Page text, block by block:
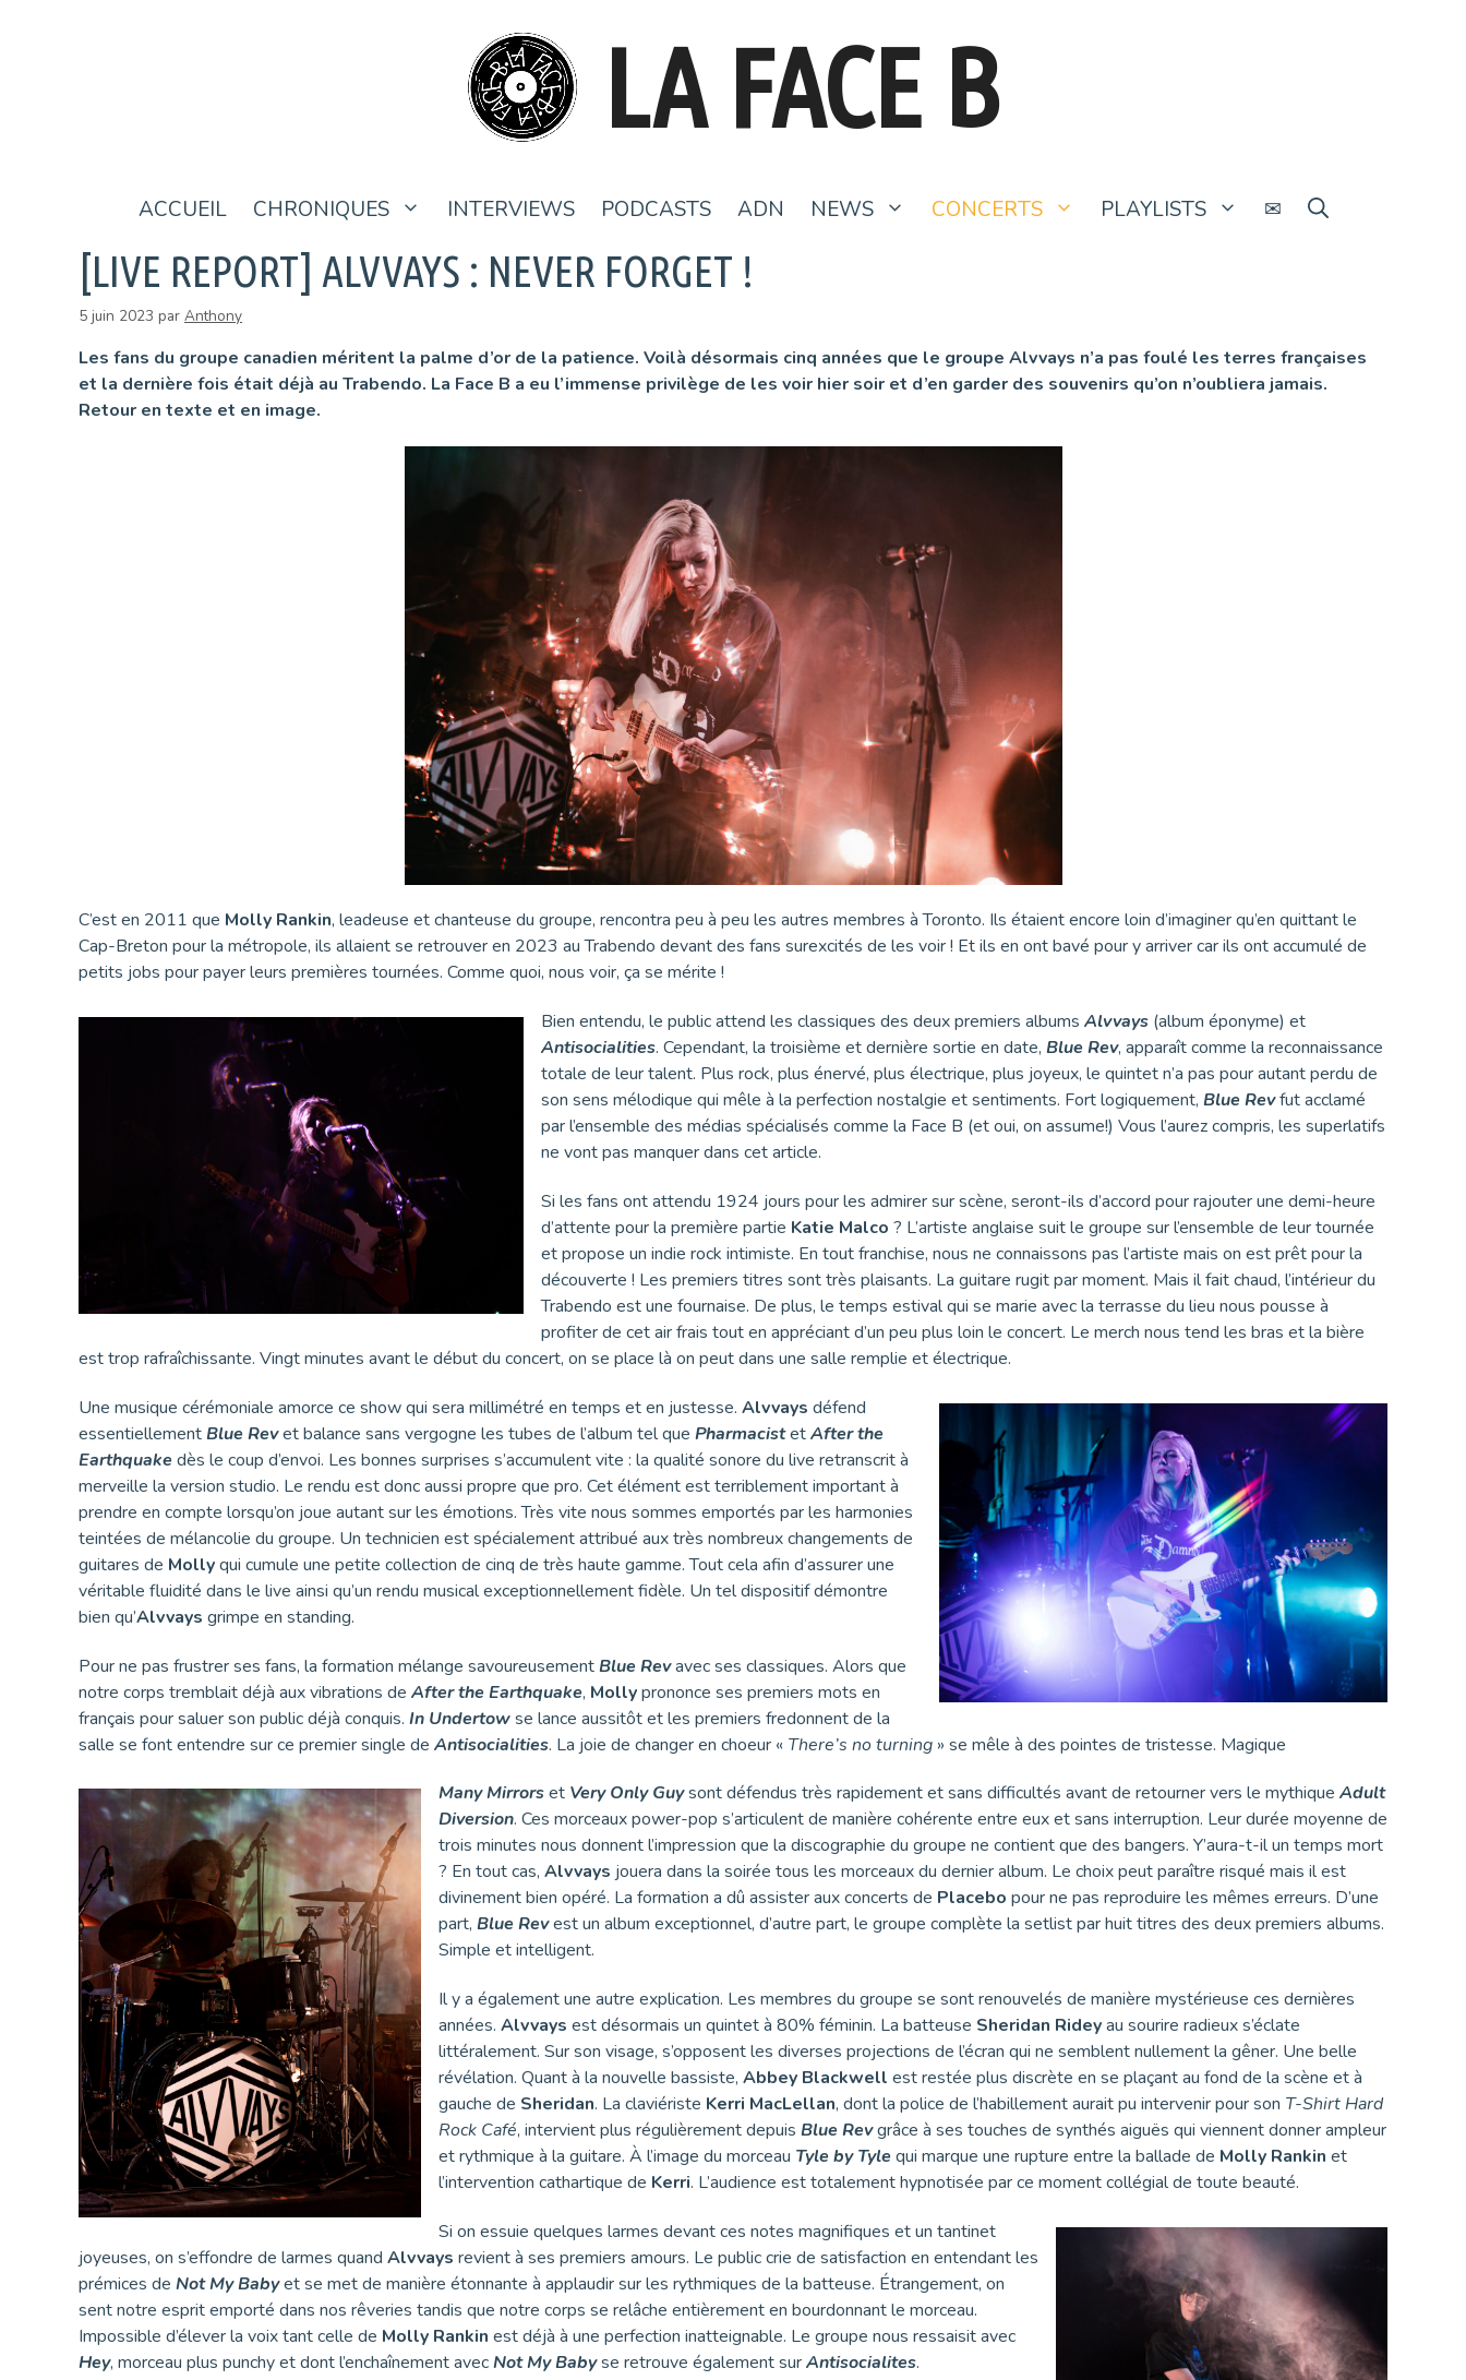
LA FACE B
ACCUEIL CHRONIQUES INTERVIEWS PODCASTS ADN NEWS CONCERTS PLAYLISTS ✉
[LIVE REPORT] ALVVAYS : NEVER FORGET !
5 juin 2023 par Anthony
Les fans du groupe canadien méritent la palme d’or de la patience. Voilà désormais cinq années que le groupe Alvvays n’a pas foulé les terres françaises
et la dernière fois était déjà au Trabendo. La Face B a eu l’immense privilège de les voir hier soir et d’en garder des souvenirs qu’on n’oubliera jamais.
Retour en texte et en image.
C’est en 2011 que Molly Rankin, leadeuse et chanteuse du groupe, rencontra peu à peu les autres membres à Toronto. Ils étaient encore loin d’imaginer qu’en quittant le
Cap-Breton pour la métropole, ils allaient se retrouver en 2023 au Trabendo devant des fans surexcités de les voir ! Et ils en ont bavé pour y arriver car ils ont accumulé de
petits jobs pour payer leurs premières tournées. Comme quoi, nous voir, ça se mérite !
Bien entendu, le public attend les classiques des deux premiers albums Alvvays (album éponyme) et
Antisocialities. Cependant, la troisième et dernière sortie en date, Blue Rev, apparaît comme la reconnaissance
totale de leur talent. Plus rock, plus énervé, plus électrique, plus joyeux, le quintet n’a pas pour autant perdu de
son sens mélodique qui mêle à la perfection nostalgie et sentiments. Fort logiquement, Blue Revfut acclamé
par l’ensemble des médias spécialisés comme la Face B (et oui, on assume!) Vous l’aurez compris, les superlatifs
ne vont pas manquer dans cet article.
Si les fans ont attendu 1924 jours pour les admirer sur scène, seront-ils d’accord pour rajouter une demi-heure
d’attente pour la première partie Katie Malco ? L’artiste anglaise suit le groupe sur l’ensemble de leur tournée
et propose un indie rock intimiste. En tout franchise, nous ne connaissons pas l’artiste mais on est prêt pour la
découverte ! Les premiers titres sont très plaisants. La guitare rugit par moment. Mais il fait chaud, l’intérieur du
Trabendo est une fournaise. De plus, le temps estival qui se marie avec la terrasse du lieu nous pousse à
profiter de cet air frais tout en appréciant d’un peu plus loin le concert. Le merch nous tend les bras et la bière
est trop rafraîchissante. Vingt minutes avant le début du concert, on se place là on peut dans une salle remplie et électrique.
Une musique cérémoniale amorce ce show qui sera millimétré en temps et en justesse. Alvvays défend
essentiellementBlue Revet balance sans vergogne les tubes de l’album tel que PharmacistetAfter the
Earthquakedès le coup d’envoi. Les bonnes surprises s’accumulent vite : la qualité sonore du live retranscrit à
merveille la version studio. Le rendu est donc aussi propre que pro. Cet élément est terriblement important à
prendre en compte lorsqu’on joue autant sur les émotions. Très vite nous sommes emportés par les harmonies
teintées de mélancolie du groupe. Un technicien est spécialement attribué aux très nombreux changements de
guitares de Mollyqui cumule une petite collection de cinq de très haute gamme. Tout cela afin d’assurer une
véritable fluidité dans le live ainsi qu’un rendu musical exceptionnellement fidèle. Un tel dispositif démontre
bien qu’Alvvays grimpe en standing.
Pour ne pas frustrer ses fans, la formation mélange savoureusementBlue Revavec ses classiques. Alors que
notre corps tremblait déjà aux vibrations de After the Earthquake, Mollyprononce ses premiers mots en
français pour saluer son public déjà conquis. In Undertowse lance aussitôt et les premiers fredonnent de la
salle se font entendre sur ce premier single de Antisocialities. La joie de changer en choeur « There’s no turning » se mêle à des pointes de tristesse. Magique
Many Mirrorset Very Only Guysont défendus très rapidement et sans difficultés avant de retourner vers le mythique Adult
Diversion. Ces morceaux power-pop s’articulent de manière cohérente entre eux et sans interruption. Leur durée moyenne de
trois minutes nous donnent l’impression que la discographie du groupe ne contient que des bangers. Y’aura-t-il un temps mort
? En tout cas, Alvvays jouera dans la soirée tous les morceaux du dernier album. Le choix peut paraître risqué mais il est
divinement bien opéré. La formation a dû assister aux concerts de Placebo pour ne pas reproduire les mêmes erreurs. D’une
part, Blue Revest un album exceptionnel, d’autre part, le groupe complète la setlist par huit titres des deux premiers albums.
Simple et intelligent.
Il y a également une autre explication. Les membres du groupe se sont renouvelés de manière mystérieuse ces dernières
années. Alvvays est désormais un quintet à 80% féminin. La batteuse Sheridan Rideyau sourire radieux s’éclate
littéralement. Sur son visage, s’opposent les diverses projections de l’écran qui ne semblent nullement la gêner. Une belle
révélation. Quant à la nouvelle bassiste, Abbey Blackwell est restée plus discrète en se plaçant au fond de la scène et à
gauche de Sheridan. La claviériste Kerri MacLellan, dont la police de l’habillement aurait pu intervenir pour son T-Shirt Hard
Rock Café, intervient plus régulièrement depuis Blue Revgrâce à ses touches de synthés aiguës qui viennent donner ampleur
et rythmique à la guitare. À l’image du morceau Tyle by Tylequi marque une rupture entre la ballade de Molly Rankin et
l’intervention cathartique de Kerri. L’audience est totalement hypnotisée par ce moment collégial de toute beauté.
Si on essuie quelques larmes devant ces notes magnifiques et un tantinet
joyeuses, on s’effondre de larmes quand Alvvays revient à ses premiers amours. Le public crie de satisfaction en entendant les
prémices de Not My Babyet se met de manière étonnante à applaudir sur les rythmiques de la batteuse. Étrangement, on
sent notre esprit emporté dans nos rêveries tandis que notre corps se relâche entièrement en bourdonnant le morceau.
Impossible d’élever la voix tant celle de Molly Rankin est déjà à une perfection inatteignable. Le groupe nous ressaisit avec
Hey, morceau plus punchy et dont l’enchaînement avecNot My Babyse retrouve également surAntisocialites.